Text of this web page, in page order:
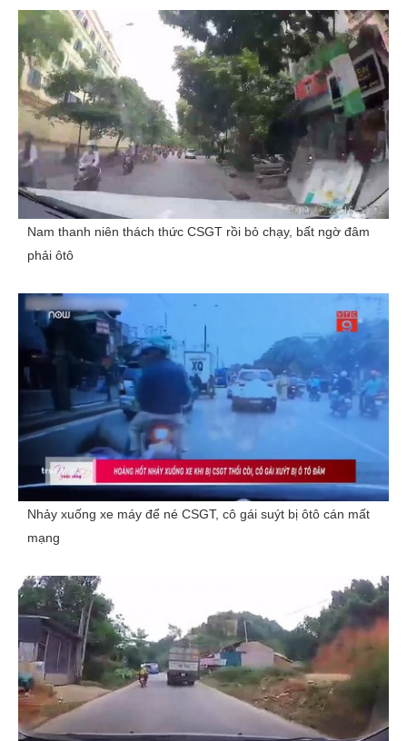
Nam thanh niên thách thức CSGT rồi bỏ chạy, bất ngờ đâm
phải ôtô
Nhảy xuống xe máy để né CSGT, cô gái suýt bị ôtô cán mất
mạng